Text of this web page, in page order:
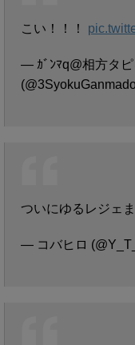
こい！！！
— ｶﾞﾝﾏq@相方タ
ついにゆるレジェ
— コバヒロ